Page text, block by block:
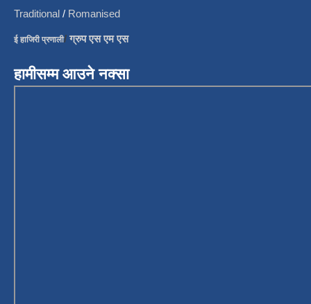
Traditional / Romanised
ई हाजिरी प्रणाली/ग्रुप एस एम एस
हामीसम्म आउने नक्सा